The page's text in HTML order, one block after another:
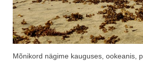
Mõnikord nägime kauguses, ookeanis,